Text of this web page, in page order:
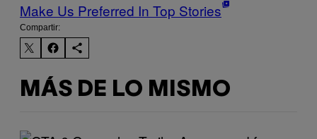
Make Us Preferred In Top Stories
Compartir:
MÁS DE LO MISMO